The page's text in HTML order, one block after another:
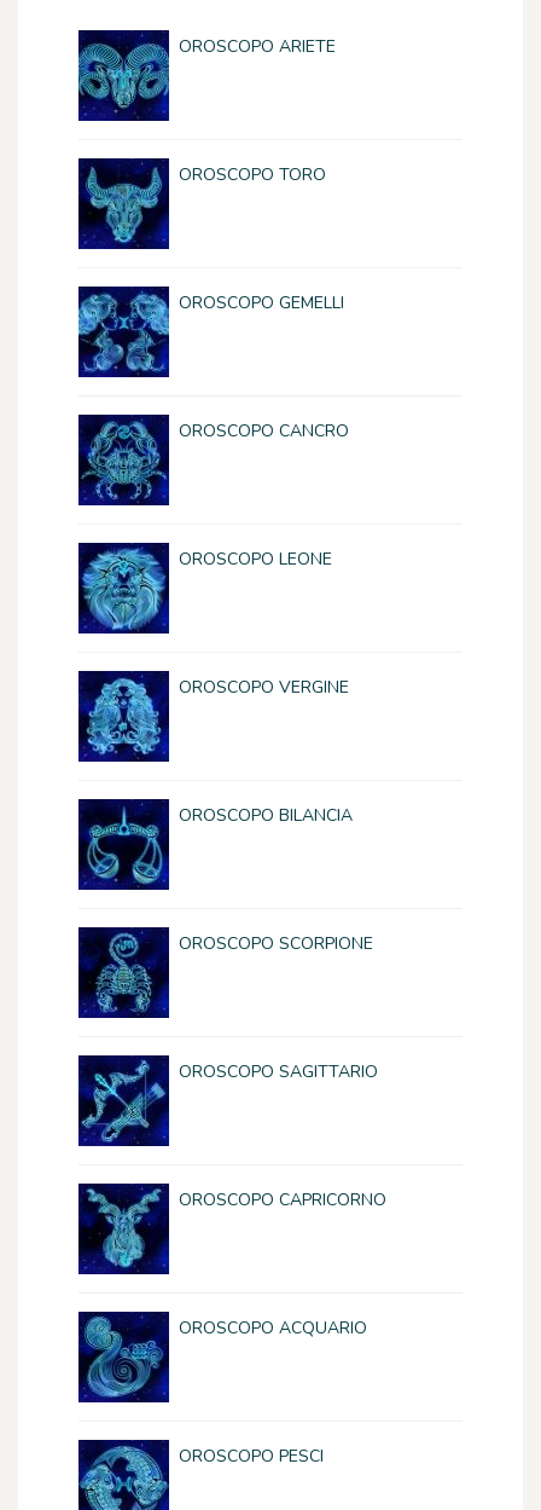
OROSCOPO ARIETE
OROSCOPO TORO
OROSCOPO GEMELLI
OROSCOPO CANCRO
OROSCOPO LEONE
OROSCOPO VERGINE
OROSCOPO BILANCIA
OROSCOPO SCORPIONE
OROSCOPO SAGITTARIO
OROSCOPO CAPRICORNO
OROSCOPO ACQUARIO
OROSCOPO PESCI